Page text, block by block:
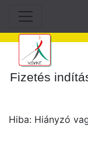
Fizetés
Hiba: Hiányzó